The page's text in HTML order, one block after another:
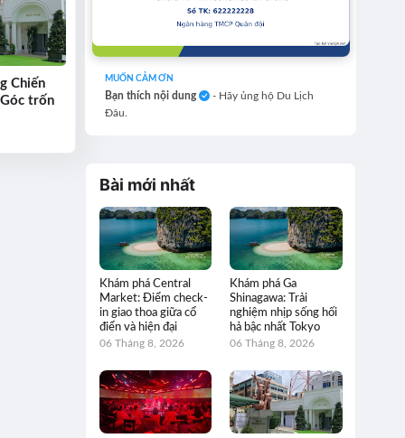
Chiến
trốn
MUỐN CẢM ƠN
Bạn thích nội dung
- Hãy ủng hộ Du Lịch
Đâu.
Bài mới nhất
Khám phá Central
Market: Điểm check-
in giao thoa giữa cổ
điển và hiện đại
06 Tháng 8, 2026
Khám phá Ga
Shinagawa: Trải
nghiệm nhịp sống hối
hả bậc nhất Tokyo
06 Tháng 8, 2026